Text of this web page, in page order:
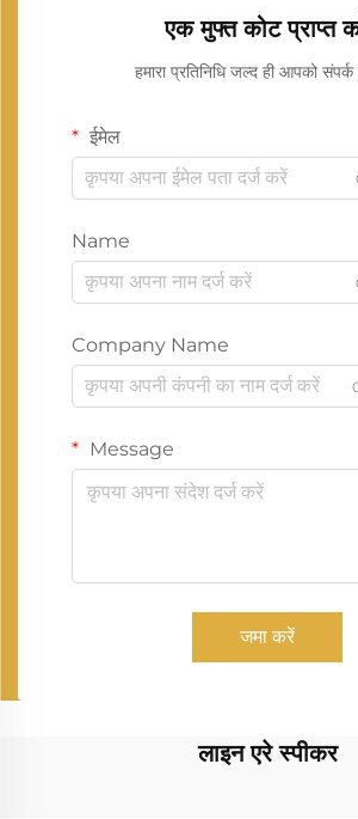
एक मुफ्त कोट प्राप्त
हमारा प्रतिनिधि जल्द ही आपको
ईमेल
Name
Company Name
Message
जमा करें
लाइन एरे स्पीकर